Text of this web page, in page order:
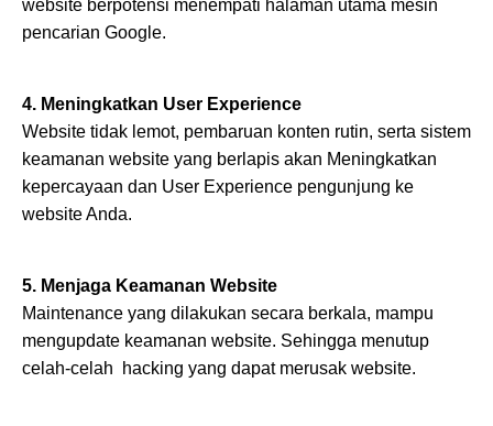
website berpotensi menempati halaman utama mesin
pencarian Google.
4. Meningkatkan User Experience
Website tidak lemot, pembaruan konten rutin, serta sistem
keamanan website yang berlapis akan Meningkatkan
kepercayaan dan User Experience pengunjung ke
website Anda.
5. Menjaga Keamanan Website
Maintenance yang dilakukan secara berkala, mampu
mengupdate keamanan website. Sehingga menutup
celah-celah hacking yang dapat merusak website.